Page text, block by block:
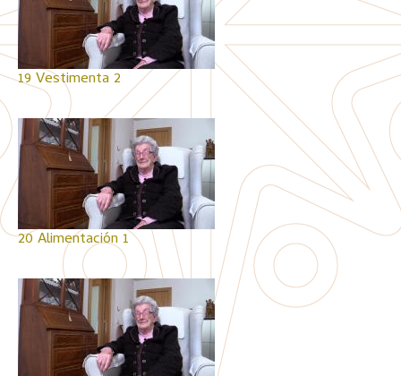
19 Vestimenta 2
20 Alimentación 1